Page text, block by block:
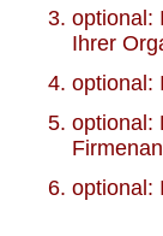
optional:
Ihrer
optional:
optional:
optional: